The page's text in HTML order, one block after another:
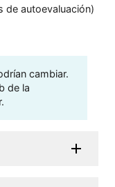
de autoevaluación)
cambiar.
de la